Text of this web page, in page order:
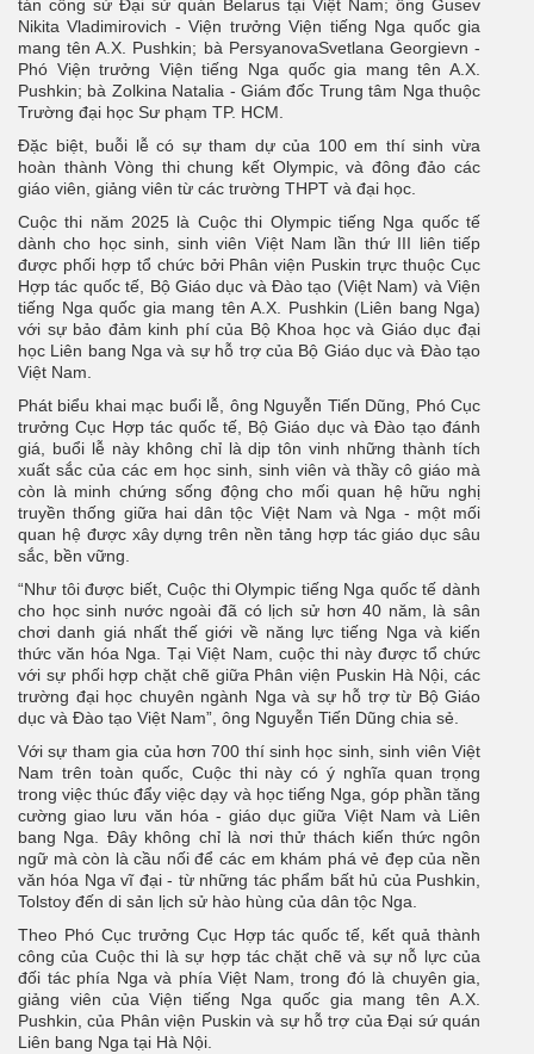
tán công sứ Đại sứ quán Belarus tại Việt Nam; ông Gusev
Nikita Vladimirovich - Viện trưởng Viện tiếng Nga quốc gia
mang tên A.X. Pushkin; bà PersyanovaSvetlana Georgievn -
Phó Viện trưởng Viện tiếng Nga quốc gia mang tên A.X.
Pushkin; bà Zolkina Natalia - Giám đốc Trung tâm Nga thuộc
Trường đại học Sư phạm TP. HCM.
Đặc biệt, buỗi lễ có sự tham dự của 100 em thí sinh vừa
hoàn thành Vòng thi chung kết Olympic, và đông đảo các
giáo viên, giảng viên từ các trường THPT và đại học.
Cuộc thi năm 2025 là Cuộc thi Olympic tiếng Nga quốc tế
dành cho học sinh, sinh viên Việt Nam lần thứ III liên tiếp
được phối hợp tổ chức bởi Phân viện Puskin trực thuộc Cục
Hợp tác quốc tế, Bộ Giáo dục và Đào tạo (Việt Nam) và Viện
tiếng Nga quốc gia mang tên A.X. Pushkin (Liên bang Nga)
với sự bảo đảm kinh phí của Bộ Khoa học và Giáo dục đại
học Liên bang Nga và sự hỗ trợ của Bộ Giáo dục và Đào tạo
Việt Nam.
Phát biểu khai mạc buổi lễ, ông Nguyễn Tiến Dũng, Phó Cục
trưởng Cục Hợp tác quốc tế, Bộ Giáo dục và Đào tạo đánh
giá, buổi lễ này không chỉ là dịp tôn vinh những thành tích
xuất sắc của các em học sinh, sinh viên và thầy cô giáo mà
còn là minh chứng sống động cho mối quan hệ hữu nghị
truyền thống giữa hai dân tộc Việt Nam và Nga - một mối
quan hệ được xây dựng trên nền tảng hợp tác giáo dục sâu
sắc, bền vững.
“Như tôi được biết, Cuộc thi Olympic tiếng Nga quốc tế dành
cho học sinh nước ngoài đã có lịch sử hơn 40 năm, là sân
chơi danh giá nhất thế giới về năng lực tiếng Nga và kiến
thức văn hóa Nga. Tại Việt Nam, cuộc thi này được tổ chức
với sự phối hợp chặt chẽ giữa Phân viện Puskin Hà Nội, các
trường đại học chuyên ngành Nga và sự hỗ trợ từ Bộ Giáo
dục và Đào tạo Việt Nam”, ông Nguyễn Tiến Dũng chia sẻ.
Với sự tham gia của hơn 700 thí sinh học sinh, sinh viên Việt
Nam trên toàn quốc, Cuộc thi này có ý nghĩa quan trọng
trong việc thúc đẩy việc dạy và học tiếng Nga, góp phần tăng
cường giao lưu văn hóa - giáo dục giữa Việt Nam và Liên
bang Nga. Đây không chỉ là nơi thử thách kiến thức ngôn
ngữ mà còn là cầu nối để các em khám phá vẻ đẹp của nền
văn hóa Nga vĩ đại - từ những tác phẩm bất hủ của Pushkin,
Tolstoy đến di sản lịch sử hào hùng của dân tộc Nga.
Theo Phó Cục trưởng Cục Hợp tác quốc tế, kết quả thành
công của Cuộc thi là sự hợp tác chặt chẽ và sự nỗ lực của
đối tác phía Nga và phía Việt Nam, trong đó là chuyên gia,
giảng viên của Viện tiếng Nga quốc gia mang tên A.X.
Pushkin, của Phân viện Puskin và sự hỗ trợ của Đại sứ quán
Liên bang Nga tại Hà Nội.